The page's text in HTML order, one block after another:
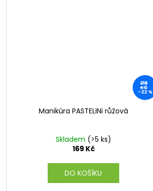
219
KČ
–22 %
Manikúra PASTELINi růžová
Skladem (>5 ks)
169 Kč
DO KOŠÍKU